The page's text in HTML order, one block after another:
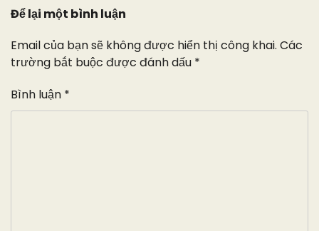
Để lại một bình luận
Email của bạn sẽ không được hiển thị công khai. Các
trường bắt buộc được đánh dấu *
Bình luận *